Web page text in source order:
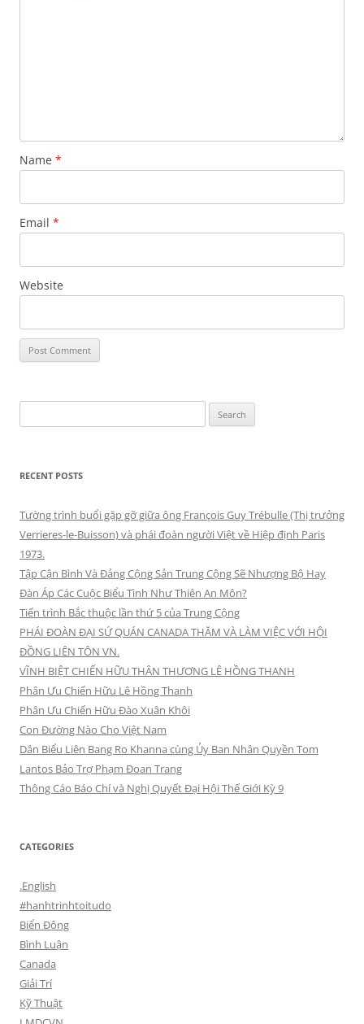
Name *
Email *
Website
for:
RECENT POSTS
Tường trình buổi gặp gỡ giữa ông François Guy Trébulle (Thị trưởng
Verrieres-le-Buisson) và phái đoàn người Việt về Hiệp định Paris
1973.
Tập Cận Bình Và Đảng Cộng Sản Trung Cộng Sẽ Nhượng Bộ Hay
Đàn Áp Các Cuộc Biểu Tình Như Thiên An Môn?
Tiến trình Bắc thuộc lần thứ 5 của Trung Cộng
PHÁI ĐOÀN ĐẠI SỨ QUÁN CANADA THĂM VÀ LÀM VIỆC VỚI HỘI
ĐỒNG LIÊN TÔN VN.
VĨNH BIỆT CHIẾN HỮU THÂN THƯƠNG LÊ HỒNG THANH
Phân Ưu Chiến Hữu Lê Hồng Thanh
Phân Ưu Chiến Hữu Đào Xuân Khôi
Con Đường Nào Cho Việt Nam
Dân Biểu Liên Bang Ro Khanna cùng Ủy Ban Nhân Quyền Tom
Lantos Bảo Trợ Phạm Đoan Trang
Thông Cáo Báo Chí và Nghị Quyết Đại Hội Thế Giới Kỳ 9
CATEGORIES
.English
#hanhtrinhtoitudo
Biển Đông
Bình Luận
Canada
Giải Trí
Kỹ Thuật